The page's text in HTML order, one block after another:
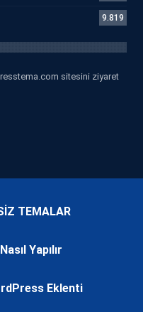
9.819
sitesini ziyaret
TEMALAR
Nasıl Yapılır
Eklenti